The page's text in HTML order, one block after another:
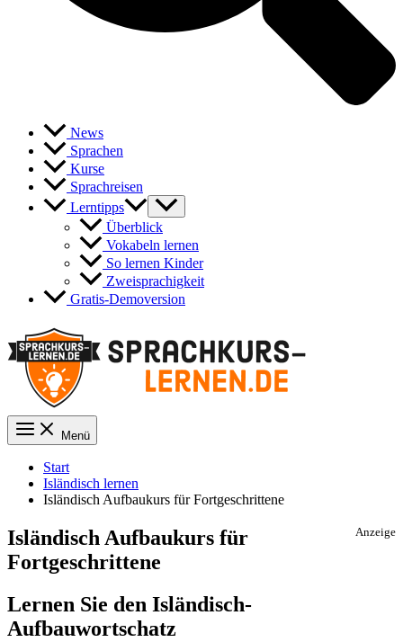
News
Sprachen
Kurse
Sprachreisen
Lerntipps
Überblick
Vokabeln lernen
So lernen Kinder
Zweisprachigkeit
Gratis-Demoversion
Menü
Start
Isländisch lernen
Isländisch Aufbaukurs für Fortgeschrittene
Anzeige
Isländisch Aufbaukurs für
Fortgeschrittene
Lernen Sie den Isländisch-
Aufbauwortschatz